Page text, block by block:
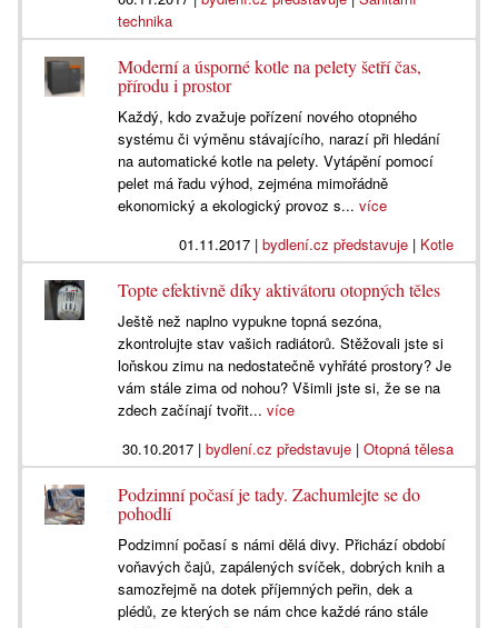
technika
Moderní a úsporné kotle na pelety šetří čas,
přírodu i prostor
Každý, kdo zvažuje pořízení nového otopného
systému či výměnu stávajícího, narazí při hledání
na automatické kotle na pelety. Vytápění pomocí
pelet má řadu výhod, zejména mimořádně
ekonomický a ekologický provoz s...více
01.11.2017| bydlení.cz představuje| Kotle
Topte efektivně díky aktivátoru otopných těles
Ještě než naplno vypukne topná sezóna,
zkontrolujte stav vašich radiátorů. Stěžovali jste si
loňskou zimu na nedostatečně vyhřáté prostory? Je
vám stále zima od nohou? Všimli jste si, že se na
zdech začínají tvořit...více
30.10.2017| bydlení.cz představuje| Otopná tělesa
Podzimní počasí je tady. Zachumlejte se do
pohodlí
Podzimní počasí s námi dělá divy. Přichází období
voňavých čajů, zapálených svíček, dobrých knih a
samozřejmě na dotek příjemných peřin, dek a
plédů, ze kterých se nám chce každé ráno stále